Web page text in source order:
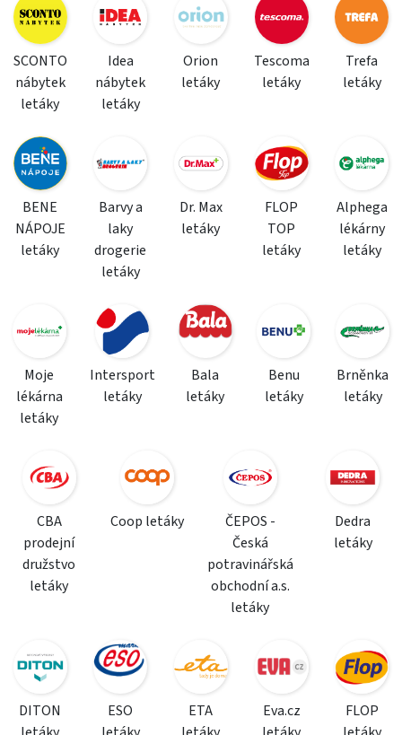
SCONTO
nábytek
letáky
Idea
nábytek
letáky
Orion
letáky
Tescoma
letáky
Trefa
letáky
BENE
NÁPOJE
letáky
Barvy a
laky
drogerie
letáky
Dr. Max
letáky
FLOP
TOP
letáky
Alphega
lékárny
letáky
Moje
lékárna
letáky
Intersport
letáky
Bala
letáky
Benu
letáky
Brněnka
letáky
CBA
prodejní
družstvo
letáky
Coop letáky
ČEPOS -
Česká
potravinářská
obchodní a.s.
letáky
Dedra
letáky
DITON
ESO
ETA
Eva.cz
FLOP